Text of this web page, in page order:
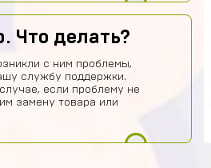
Что делать?
с ним проблемы,
службу поддержки.
если проблему не
замену товара или